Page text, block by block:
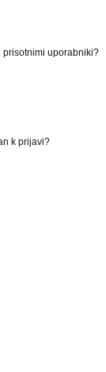
prisotnimi uporabniki?
k prijavi?